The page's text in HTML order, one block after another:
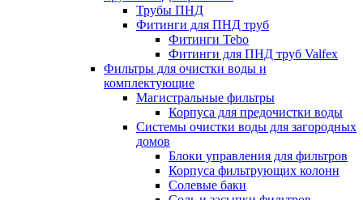
Трубы ПНД
Фитинги для ПНД труб
Фитинги Tebo
Фитинги для ПНД труб Valfex
Фильтры для очистки воды и
комплектующие
Магистральные фильтры
Корпуса для предочистки воды
Системы очистки воды для загородных
домов
Блоки управления для фильтров
Корпуса фильтрующих колонн
Солевые баки